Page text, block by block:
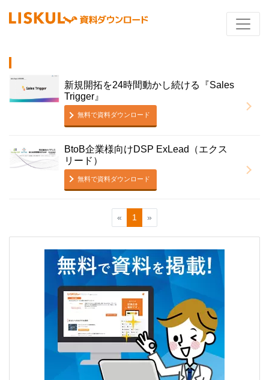
新規開拓を24時間動かし続ける『Sales
Trigger』
無料で資料ダウンロード
BtoB企業様向けDSP ExLead（エクス
リード）
無料で資料ダウンロード
« 1 »